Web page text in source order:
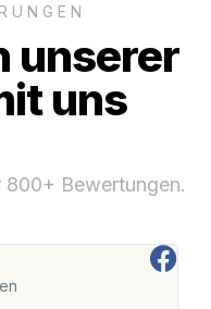
unserer
uns
800+ Bewertungen.